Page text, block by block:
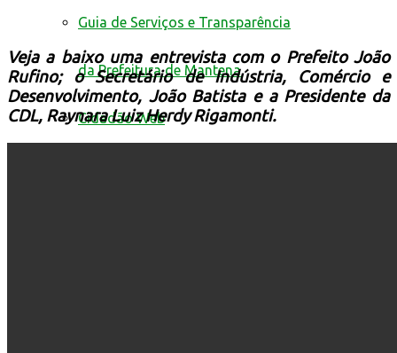
Guia de Serviços e Transparência
da Prefeitura de Mantena
Cidadão Web
Veja a baixo uma entrevista com o Prefeito João
Rufino; o Secretário de Indústria, Comércio e
Desenvolvimento, João Batista e a Presidente da
CDL, Raynara Luiz Herdy Rigamonti.